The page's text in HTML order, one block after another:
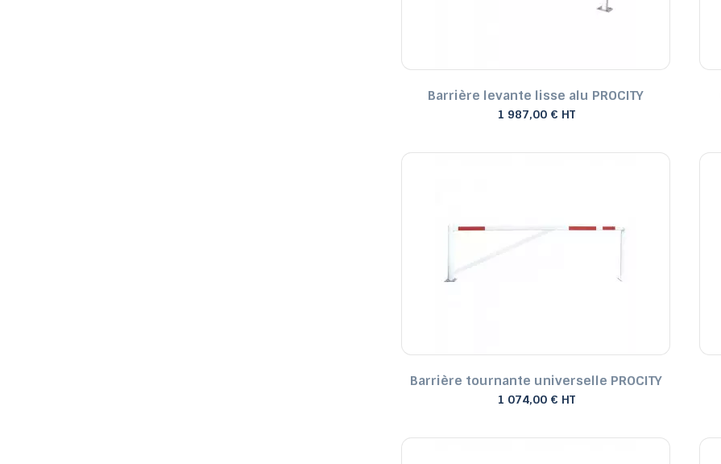
Barrière levante lisse alu PROCITY
1 987,00 € HT
Barrière tournante universelle PROCITY
1 074,00 € HT